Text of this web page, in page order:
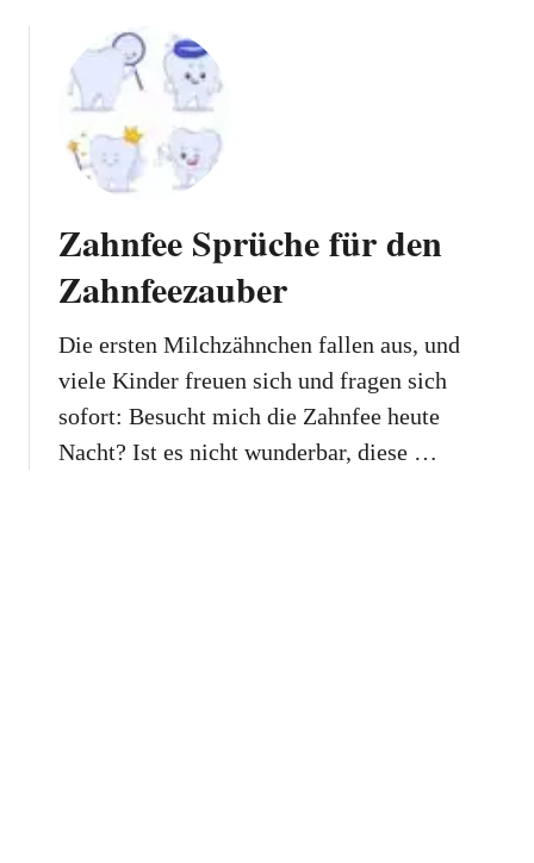
Zahnfee Sprüche für den
Zahnfeezauber
Die ersten Milchzähnchen fallen aus, und
viele Kinder freuen sich und fragen sich
sofort: Besucht mich die Zahnfee heute
Nacht? Ist es nicht wunderbar, diese …